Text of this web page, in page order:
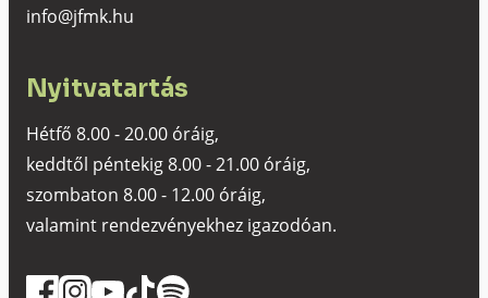
info@jfmk.hu
Nyitvatartás
Hétfő 8.00 - 20.00 óráig,
keddtől péntekig 8.00 - 21.00 óráig,
szombaton 8.00 - 12.00 óráig,
valamint rendezvényekhez igazodóan.